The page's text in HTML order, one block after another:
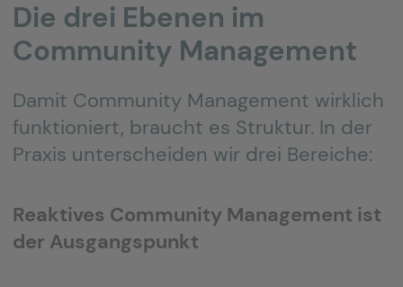
Die drei Ebenen im
Community Management
Damit Community Management wirklich
funktioniert, braucht es Struktur. In der
Praxis unterscheiden wir drei Bereiche:
Reaktives Community Management ist
der Ausgangspunkt